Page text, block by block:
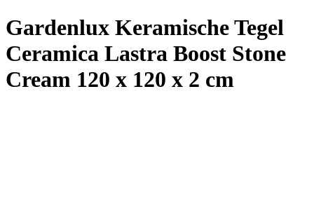
Gardenlux Keramische Tegel
Ceramica Lastra Boost Stone
Cream 120 x 120 x 2 cm